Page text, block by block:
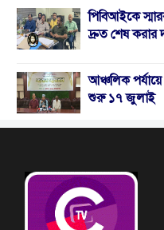
পিবিআইকে
দ্রুত শেষ করার
আঞ্চলিক
শুরু ১৭ জুলাই